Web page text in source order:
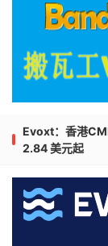
Evoxt：香港
2.84 美元起